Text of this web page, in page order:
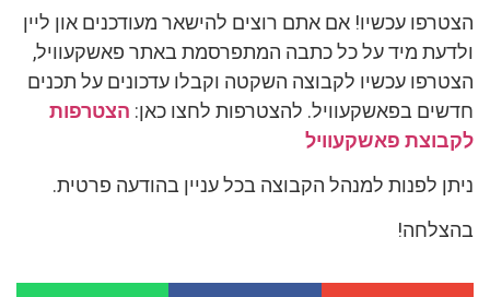
הצטרפו עכשיו! אם אתם רוצים להישאר מעודכנים און ליין
ולדעת מיד על כל כתבה המתפרסמת באתר פאשקעוויל,
הצטרפו עכשיו לקבוצה השקטה וקבלו עדכונים על תכנים
חדשים בפאשקעוויל. להצטרפות לחצו כאן: הצטרפות
לקבוצת פאשקעוויל
ניתן לפנות למנהל הקבוצה בכל עניין בהודעה פרטית.
בהצלחה!